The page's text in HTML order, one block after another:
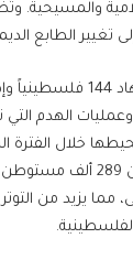
والمسيحية.
تغيير الطابع
أفادت المحافظة
الهدم التي
خلال الفترة
المحافظة مشاركة أكثر من
مما يزيد من